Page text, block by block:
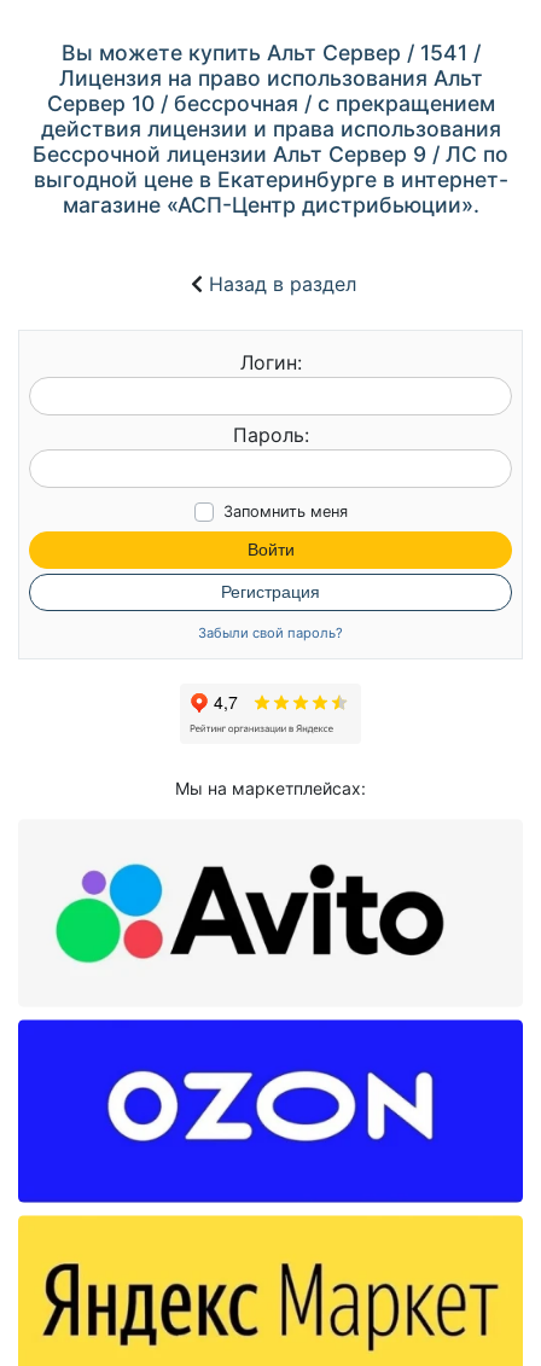
Вы можете купить Альт Сервер / 1541 /
Лицензия на право использования Альт
Сервер 10 / бессрочная / с прекращением
действия лицензии и права использования
Бессрочной лицензии Альт Сервер 9 / ЛС по
выгодной цене в Екатеринбурге в интернет-
магазине «АСП-Центр дистрибьюции».
Назад в раздел
Логин:
Пароль:
Запомнить меня
Войти
Регистрация
Забыли свой пароль?
Мы на маркетплейсах: